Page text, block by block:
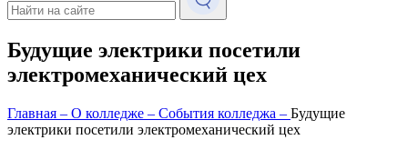
Будущие электрики посетили
электромеханический цех
Главная – О колледже – События колледжа – Будущие
электрики посетили электромеханический цех